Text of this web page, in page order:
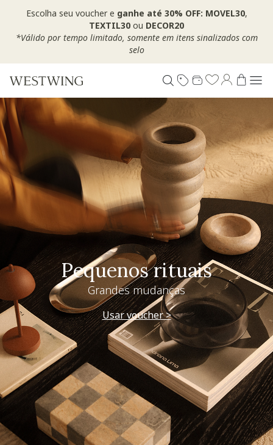
Escolha seu voucher e ganhe até 30% OFF: MOVEL30,
TEXTIL30 ou DECOR20
*Válido por tempo limitado, somente em itens sinalizados com
selo
Pequenos rituais
Grandes mudanças
Usar voucher >